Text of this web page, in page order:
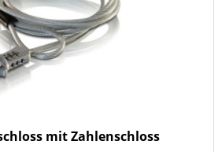
mit Zahlenschloss